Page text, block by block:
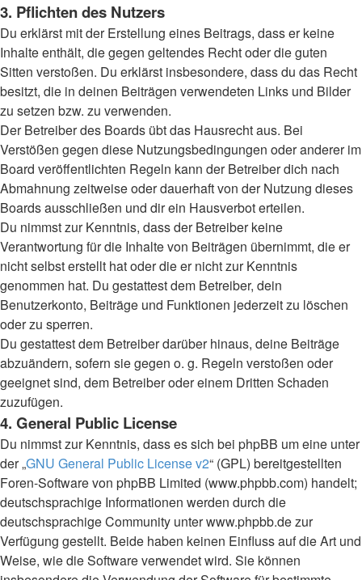
3. Pflichten des Nutzers
Du erklärst mit der Erstellung eines Beitrags, dass er keine
Inhalte enthält, die gegen geltendes Recht oder die guten
Sitten verstoßen. Du erklärst insbesondere, dass du das Recht
besitzt, die in deinen Beiträgen verwendeten Links und Bilder
zu setzen bzw. zu verwenden.
Der Betreiber des Boards übt das Hausrecht aus. Bei
Verstößen gegen diese Nutzungsbedingungen oder anderer im
Board veröffentlichten Regeln kann der Betreiber dich nach
Abmahnung zeitweise oder dauerhaft von der Nutzung dieses
Boards ausschließen und dir ein Hausverbot erteilen.
Du nimmst zur Kenntnis, dass der Betreiber keine
Verantwortung für die Inhalte von Beiträgen übernimmt, die er
nicht selbst erstellt hat oder die er nicht zur Kenntnis
genommen hat. Du gestattest dem Betreiber, dein
Benutzerkonto, Beiträge und Funktionen jederzeit zu löschen
oder zu sperren.
Du gestattest dem Betreiber darüber hinaus, deine Beiträge
abzuändern, sofern sie gegen o. g. Regeln verstoßen oder
geeignet sind, dem Betreiber oder einem Dritten Schaden
zuzufügen.
4. General Public License
Du nimmst zur Kenntnis, dass es sich bei phpBB um eine unter
der „GNU General Public License v2“ (GPL) bereitgestellten
Foren-Software von phpBB Limited (www.phpbb.com) handelt;
deutschsprachige Informationen werden durch die
deutschsprachige Community unter www.phpbb.de zur
Verfügung gestellt. Beide haben keinen Einfluss auf die Art und
Weise, wie die Software verwendet wird. Sie können